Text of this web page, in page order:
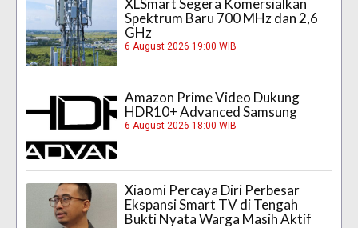
XLSmart Segera Komersialkan
Spektrum Baru 700 MHz dan 2,6
GHz
6 August 2026 19:00 WIB
Amazon Prime Video Dukung
HDR10+ Advanced Samsung
6 August 2026 18:00 WIB
Xiaomi Percaya Diri Perbesar
Ekspansi Smart TV di Tengah
Bukti Nyata Warga Masih Aktif